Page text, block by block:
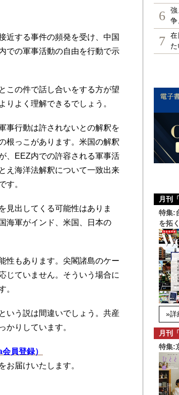
近する事件の頻発を受け、中国
での軍事活動の自由を行動で示
この件で話し合いをする方が望
りよく理解できるでしょう。
事行動は許されないとの解釈を
根っこがあります。米国の解釈
、EEZ内での許容される軍事活
え海洋法解釈について一致出来
す。
見出してくる可能性はありま
海軍がインド、米国、日本の
性もあります。尖閣諸島のケー
じていません。そういう場合に
。
いう説は間違いでしょう。共産
かりしています。
員登録）
お届けいたします。
6
強
争
7
在
月刊
特集:
を拓
»詳
月刊
特集: